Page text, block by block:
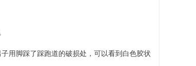
用脚踩了踩跑道的破损处，可以看到白色胶状